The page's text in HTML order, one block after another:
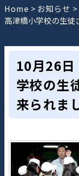
Home > お知らせ >
高津橋小学校の生徒
10月26
学校の生
来られま